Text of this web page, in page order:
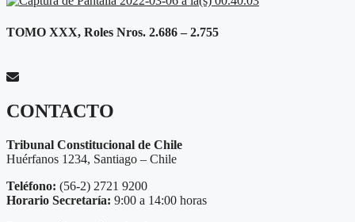
TOMO XXX, Roles Nros. 2.686 – 2.755
CONTACTO
Tribunal Constitucional de Chile
Huérfanos 1234, Santiago – Chile
Teléfono: (56-2) 2721 9200
Horario Secretaría: 9:00 a 14:00 horas